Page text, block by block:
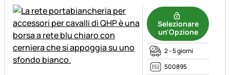
Selezionare
un'Opzione
2 - 5 giorni
500895